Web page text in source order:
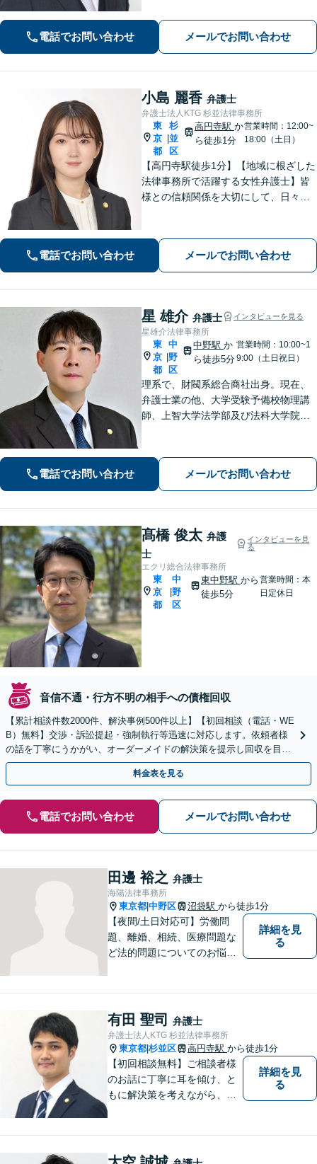
指し、日々邁進しております【夜間・
土日相談可】
電話でお問い合わせ メールでお問い合わせ
小島 麗香 弁護士
弁護士法人KTG 杉並法律事務所
東
京
都
杉
並
区
高円寺駅 か
ら徒歩1分
営業時間：12:00~
18:00（土日）
【高円寺駅徒歩1分】【地域に根ざした
法律事務所で活躍する女性弁護士】皆
様との信頼関係を大切にして、日々業
ましたら、お気軽にご相談ください。
電話でお問い合わせ メールでお問い合わせ
星 雄介 弁護士 インタビューを見る
星雄介法律事務所
東
京
都
|
中
野
区
中野駅か
ら徒歩5分
営業時間：10:00~1
9:00（土日祝日）
理系で、財閥系総合商社出身。現在、
弁護士業の他、大学受験予備校物理講
師、上智大学法学部及び法科大学院非
件、相続問題、学校問題、行政事件、
企業法務に強い関心があります。
電話でお問い合わせ メールでお問い合わせ
髙橋 俊太 弁護
士
インタビューを見
る
エクリ総合法律事務所
東
京
都
|
中
野
区
東中野駅 から
徒歩5分
営業時間：本
日定休日
音信不通・行方不明の相手への債権回収
【累計相談件数2000件、解決事例500件以上】【初回相談（電話・WE
B）無料】交渉・訴訟提起・強制執行等迅速に対応します。依頼者様
の話を丁寧にうかがい、オーダーメイドの解決策を提示し回収を目指
します。【東京都在住以外の方も対応】
料金表を見る
電話でお問い合わせ メールでお問い合わせ
田邊 裕之 弁護士
海陽法律事務所
東京都 中野区 沼袋駅 から徒歩1分
【夜間/土日対応可】労働問
題、離婚、相続、医療問題な
ど法的問題についてのお悩み
やかに案件に取り組みます。
詳細を見
る
有田 聖司 弁護士
弁護士法人KTG 杉並法律事務所
東京都 杉並区 高円寺駅 から徒歩1分
【初回相談無料】ご相談者様
のお話に丁寧に耳を傾け、と
もに解決策を考えながら、納
う日々精進して参ります。
詳細を見
る